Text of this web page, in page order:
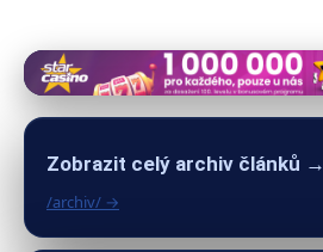
Zobrazit celý archiv článků →
/archiv/ →